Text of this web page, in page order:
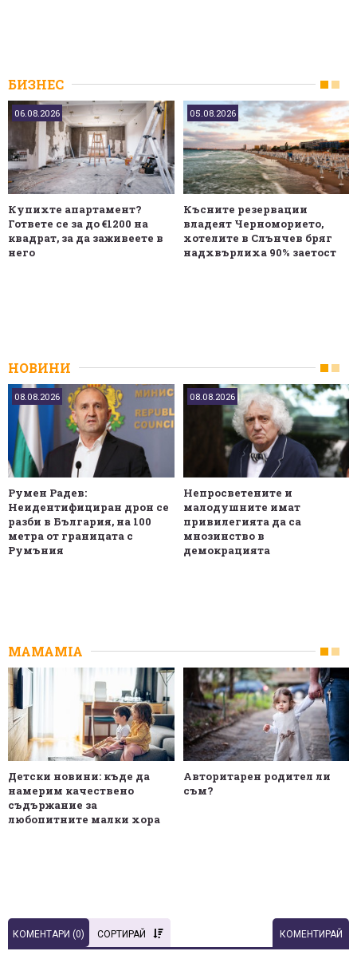
БИЗНЕС
06.08.2026
Купихте апартамент?
Гответе се за до €1200 на
квадрат, за да заживеете в
него
05.08.2026
Късните резервации
владеят Черноморието,
хотелите в Слънчев бряг
надхвърлиха 90% заетост
НОВИНИ
08.08.2026
Румен Радев:
Неидентифициран дрон се
разби в България, на 100
метра от границата с
Румъния
08.08.2026
Непросветените и
малодушните имат
привилегията да са
мнозинство в
демокрацията
MAMAMIA
Детски новини: къде да
намерим качествено
съдържание за
любопитните малки хора
Авторитарен родител ли
съм?
КОМЕНТАРИ (0) СОРТИРАЙ КОМЕНТИРАЙ